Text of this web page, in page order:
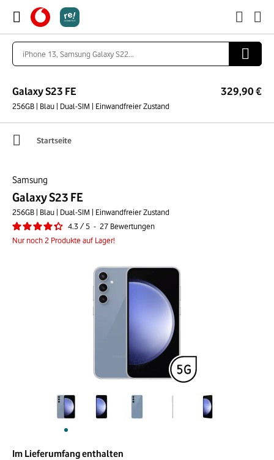
Galaxy S23 FE
256GB | Blau | Dual-SIM | Einwandfreier Zustand
329,90 €
Startseite
Samsung
Galaxy S23 FE
256GB | Blau | Dual-SIM | Einwandfreier Zustand
4.3/5 - 27 Bewertungen
Nur noch 2 Produkte auf Lager!
Im Lieferumfang enthalten